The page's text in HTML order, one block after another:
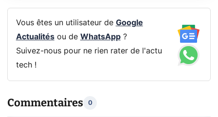
Vous êtes un utilisateur de Google
Actualitésou de WhatsApp?
Suivez-nous pour ne rien rater de l'actu
tech !
Commentaires 0